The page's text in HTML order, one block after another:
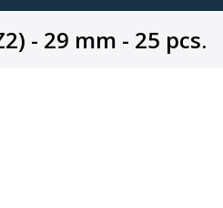
- 29 mm - 25 pcs.